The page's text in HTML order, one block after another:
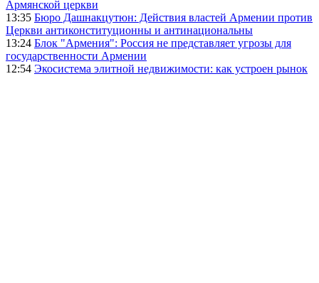
Армянской церкви
13:35 Бюро Дашнакцутюн: Действия властей Армении против
Церкви антиконституционны и антинациональны
13:24 Блок "Армения": Россия не представляет угрозы для
государственности Армении
12:54 Экосистема элитной недвижимости: как устроен рынок